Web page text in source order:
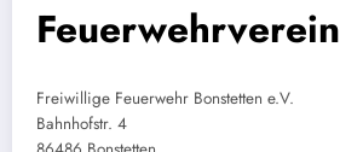
Feuerwehrverein
Freiwillige Feuerwehr Bonstetten e.V.
Bahnhofstr. 4